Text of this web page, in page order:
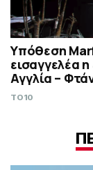
Υπόθεση
εισαγγελέα
Αγγλία –
TO10